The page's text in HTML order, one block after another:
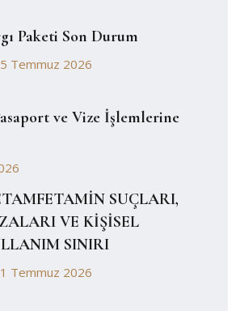
Paketi Son Durum
Temmuz 2026
ve Vize İşlemlerine
SUÇLARI,
VE KİŞİSEL
SINIRI
Temmuz 2026